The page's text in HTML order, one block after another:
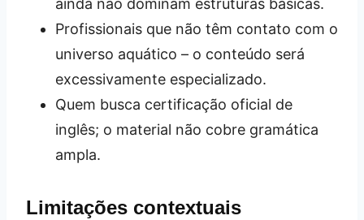
ainda não dominam estruturas básicas.
Profissionais que não têm contato com o
universo aquático – o conteúdo será
excessivamente especializado.
Quem busca certificação oficial de
inglês; o material não cobre gramática
ampla.
Limitações contextuais